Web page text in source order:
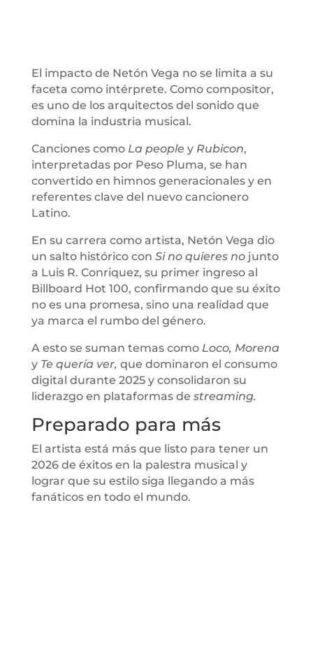
El impacto de Netón Vega no se limita a su
faceta como intérprete. Como compositor,
es uno de los arquitectos del sonido que
domina la industria musical.
Canciones como La people yRubicon,
interpretadas por Peso Pluma, se han
convertido en himnos generacionales y en
referentes clave del nuevo cancionero
Latino.
En su carrera como artista, Netón Vega dio
un salto histórico con Si no quieres nojunto
a Luis R. Conriquez, su primer ingreso al
Billboard Hot 100, confirmando que su éxito
no es una promesa, sino una realidad que
ya marca el rumbo del género.
A esto se suman temas como Loco, Morena
y Te quería ver, que dominaron el consumo
digital durante 2025 y consolidaron su
liderazgo en plataformas de streaming.
Preparado para más
El artista está más que listo para tener un
2026 de éxitos en la palestra musical y
lograr que su estilo siga llegando a más
fanáticos en todo el mundo.